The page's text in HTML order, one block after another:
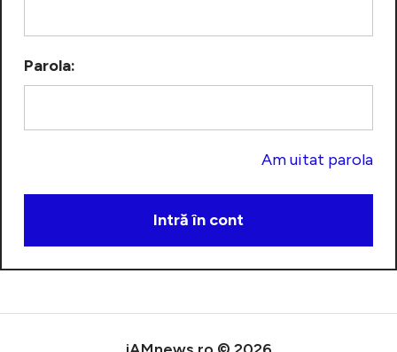
Creează cont
Parola:
Am uitat parola